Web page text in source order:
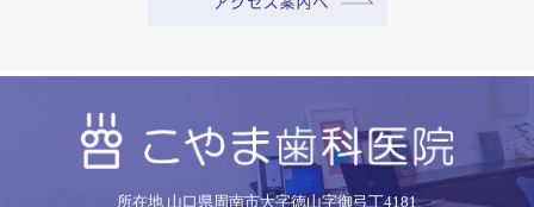
所在地 山口県周南市大字徳山字御弓丁4181